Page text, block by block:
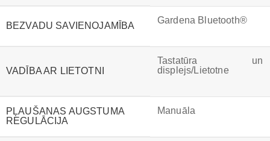
BEZVADU SAVIENOJAMĪBA
Gardena Bluetooth®
VADĪBA AR LIETOTNI
Tastatūra un
displejs/Lietotne
PĻAUŠANAS AUGSTUMA
REGULĀCIJA
Manuāla